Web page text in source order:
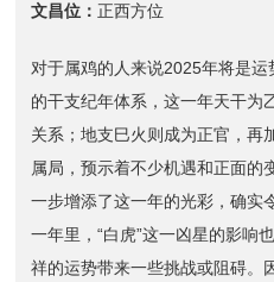
文昌位：正西方位
对于属鸡的人来说2025年将是
的干支纪年体系，这一年天干为
关系；地支巳火则成为正官，再
属局，预示着不少机遇和正面的
一步增添了这一年的光彩，确实
一年里，“白虎”这一凶星的影响
祥的运势带来一些挑战或阻碍。